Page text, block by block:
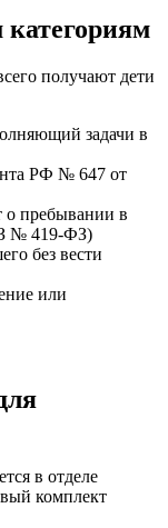
получают дети
задачи в
РФ № 647 от
о пребывании в
№ 419-ФЗ)
без вести
или
в отделе
комплект